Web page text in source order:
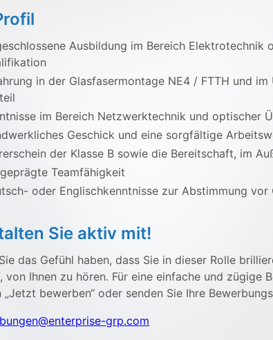
Ausbildung im Bereich Elektrotechnik
in der Glasfasermontage NE4 / FTTH und
im Bereich Netzwerktechnik und optischer
Geschick und eine sorgfältige
der Klasse B sowie die Bereitschaft, im
Teamfähigkeit
oder Englischkenntnisse zur Abstimmung vor
Sie aktiv mit!
das Gefühl haben, dass Sie in dieser Rolle
von Ihnen zu hören. Für eine einfache und zügige
„Jetzt bewerben“ oder senden Sie Ihre
grp.com